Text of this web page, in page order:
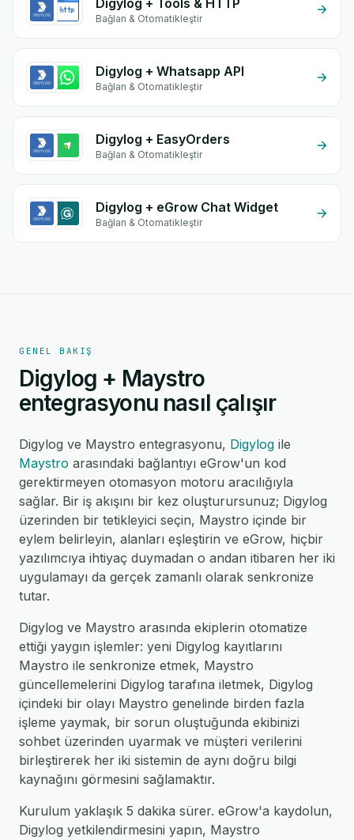
Digylog + Tools & HTTP
Bağlan & Otomatikleştir
Digylog + Whatsapp API
Bağlan & Otomatikleştir
Digylog + EasyOrders
Bağlan & Otomatikleştir
Digylog + eGrow Chat Widget
Bağlan & Otomatikleştir
GENEL BAKIŞ
Digylog + Maystro
entegrasyonu nasıl çalışır
Digylog ve Maystro entegrasyonu, Digylog ile
Maystro arasındaki bağlantıyı eGrow'un kod
gerektirmeyen otomasyon motoru aracılığıyla
sağlar. Bir iş akışını bir kez oluşturursunuz; Digylog
üzerinden bir tetikleyici seçin, Maystro içinde bir
eylem belirleyin, alanları eşleştirin ve eGrow, hiçbir
yazılımcıya ihtiyaç duymadan o andan itibaren her iki
uygulamayı da gerçek zamanlı olarak senkronize
tutar.
Digylog ve Maystro arasında ekiplerin otomatize
ettiği yaygın işlemler: yeni Digylog kayıtlarını
Maystro ile senkronize etmek, Maystro
güncellemelerini Digylog tarafına iletmek, Digylog
içindeki bir olayı Maystro genelinde birden fazla
işleme yaymak, bir sorun oluştuğunda ekibinizi
sohbet üzerinden uyarmak ve müşteri verilerini
birleştirerek her iki sistemin de aynı doğru bilgi
kaynağını görmesini sağlamaktır.
Kurulum yaklaşık 5 dakika sürer. eGrow'a kaydolun,
Digylog yetkilendirmesini yapın, Maystro